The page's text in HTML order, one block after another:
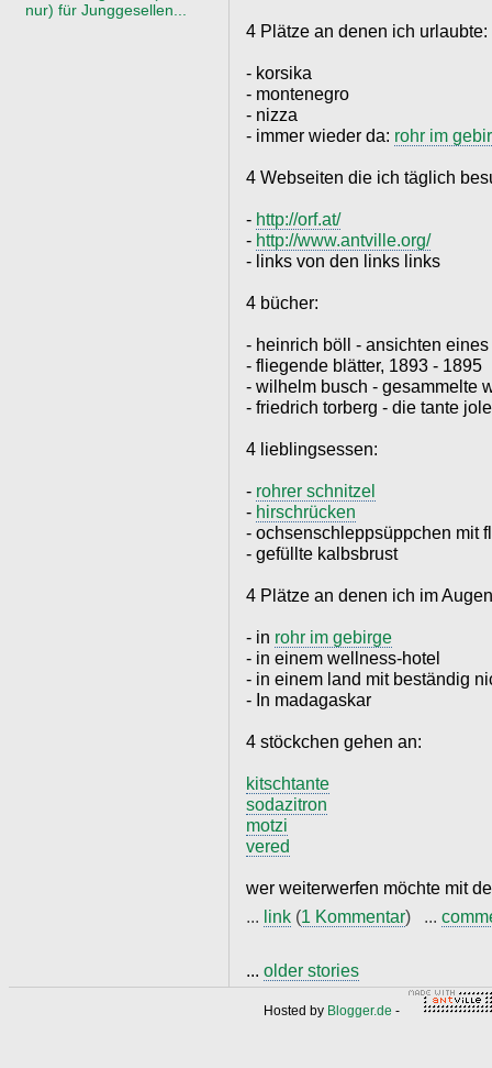
4 Plätze an denen ich urlaubte:
- korsika
- montenegro
- nizza
- immer wieder da: rohr im
4 Webseiten die ich täglich
- http://orf.at/
- http://www.antville.org/
- links von den links links
4 bücher:
- heinrich böll - ansichten
- fliegende blätter, 1893 - 1895
- wilhelm busch - gesammelte
- friedrich torberg - die tante
4 lieblingsessen:
- rohrer schnitzel
- hirschrücken
- ochsenschleppsüppchen mit
- gefüllte kalbsbrust
4 Plätze an denen ich im
- in rohr im gebirge
- in einem wellness-hotel
- in einem land mit beständig
- In madagaskar
4 stöckchen gehen an:
kitschtante
sodazitron
motzi
vered
wer weiterwerfen möchte mit
... link (1 Kommentar) ...
... older stories
Hosted by Blogger.de -